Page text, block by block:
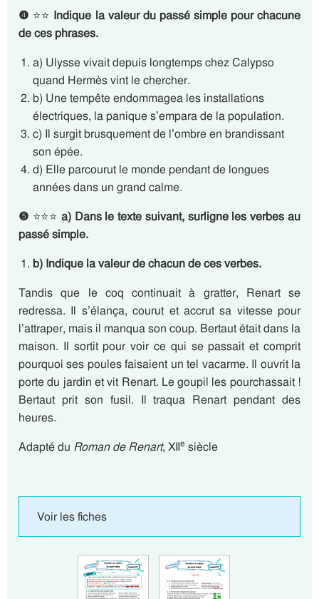
❹ ⭐⭐ Indique la valeur du passé simple pour chacune
de ces phrases.
a) Ulysse vivait depuis longtemps chez Calypso
quand Hermès vint le chercher.
b) Une tempête endommagea les installations
électriques, la panique s’empara de la population.
c) Il surgit brusquement de l’ombre en brandissant
son épée.
d) Elle parcourut le monde pendant de longues
années dans un grand calme.
❺ ⭐⭐⭐ a) Dans le texte suivant, surligne les verbes au
passé simple.
b) Indique la valeur de chacun de ces verbes.
Tandis que le coq continuait à gratter, Renart se
redressa. Il s’élança, courut et accrut sa vitesse pour
l’attraper, mais il manqua son coup. Bertaut était dans la
maison. Il sortit pour voir ce qui se passait et comprit
pourquoi ses poules faisaient un tel vacarme. Il ouvrit la
porte du jardin et vit Renart. Le goupil les pourchassait !
Bertaut prit son fusil. Il traqua Renart pendant des
heures.
Adapté du Roman de Renart, XIIe siècle
Voir les fiches